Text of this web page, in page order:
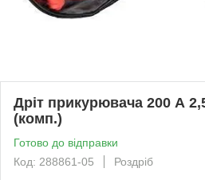
Дріт прикурювача 200 А
(комп.)
Готово до відправки
Код: 288861-05
Роздріб